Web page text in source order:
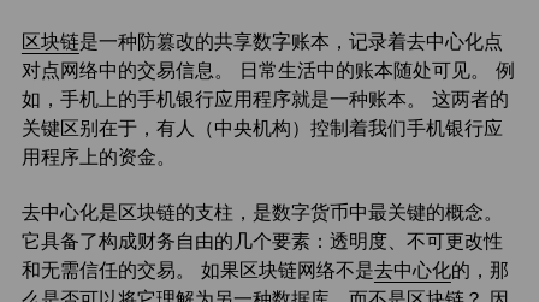
区块链是一种防篡改的共享数字账本，记录着去中心化点
对点网络中的交易信息。 日常生活中的账本随处可见。 例
如，手机上的手机银行应用程序就是一种账本。 这两者的
关键区别在于，有人（中央机构）控制着我们手机银行应
用程序上的资金。
去中心化是区块链的支柱，是数字货币中最关键的概念。
它具备了构成财务自由的几个要素：透明度、不可更改性
和无需信任的交易。 如果区块链网络不是去中心化的，那